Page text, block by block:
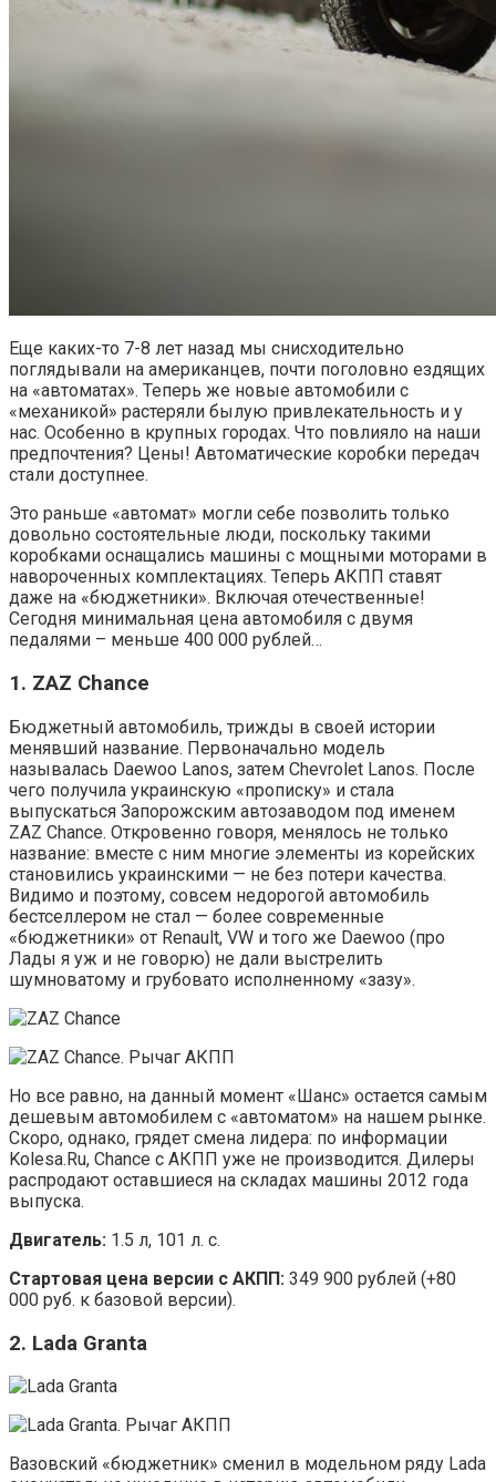
Еще каких-то 7-8 лет назад мы снисходительно
поглядывали на американцев, почти поголовно ездящих
на «автоматах». Теперь же новые автомобили с
«механикой» растеряли былую привлекательность и у
нас. Особенно в крупных городах. Что повлияло на наши
предпочтения? Цены! Автоматические коробки передач
стали доступнее.
Это раньше «автомат» могли себе позволить только
довольно состоятельные люди, поскольку такими
коробками оснащались машины с мощными моторами в
навороченных комплектациях. Теперь АКПП ставят
даже на «бюджетники». Включая отечественные!
Сегодня минимальная цена автомобиля с двумя
педалями – меньше 400 000 рублей…
1. ZAZ Chance
Бюджетный автомобиль, трижды в своей истории
менявший название. Первоначально модель
называлась Daewoo Lanos, затем Chevrolet Lanos. После
чего получила украинскую «прописку» и стала
выпускаться Запорожским автозаводом под именем
ZAZ Chance. Откровенно говоря, менялось не только
название: вместе с ним многие элементы из корейских
становились украинскими — не без потери качества.
Видимо и поэтому, совсем недорогой автомобиль
бестселлером не стал — более современные
«бюджетники» от Renault, VW и того же Daewoo (про
Лады я уж и не говорю) не дали выстрелить
шумноватому и грубовато исполненному «зазу».
Но все равно, на данный момент «Шанс» остается самым
дешевым автомобилем с «автоматом» на нашем рынке.
Скоро, однако, грядет смена лидера: по информации
Kolesa.Ru, Chance с АКПП уже не производится. Дилеры
распродают оставшиеся на складах машины 2012 года
выпуска.
Двигатель: 1.5 л, 101 л. с.
Стартовая цена версии с АКПП: 349 900 рублей (+80
000 руб. к базовой версии).
2. Lada Granta
Вазовский «бюджетник» сменил в модельном ряду Lada